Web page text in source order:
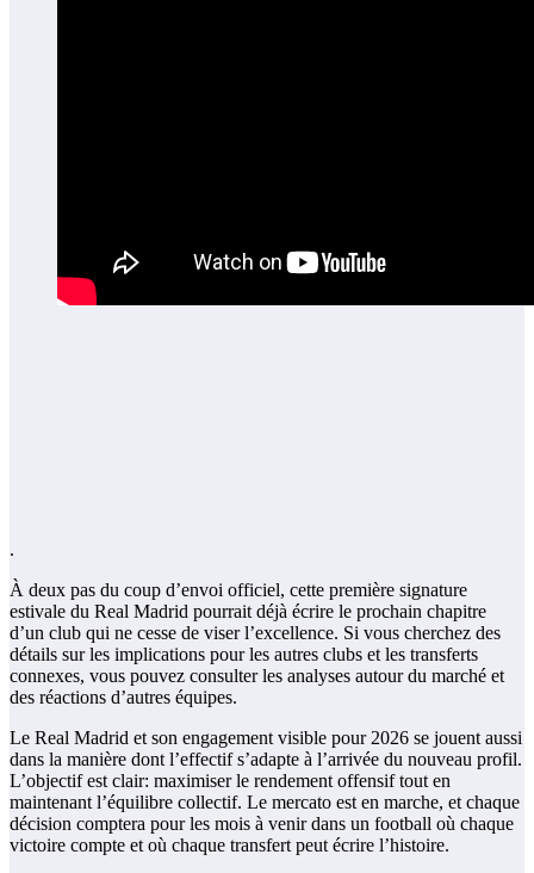
.
À deux pas du coup d’envoi officiel, cette première signature
estivale du Real Madrid pourrait déjà écrire le prochain chapitre
d’un club qui ne cesse de viser l’excellence. Si vous cherchez des
détails sur les implications pour les autres clubs et les transferts
connexes, vous pouvez consulter les analyses autour du marché et
des réactions d’autres équipes.
Le Real Madrid et son engagement visible pour 2026 se jouent aussi
dans la manière dont l’effectif s’adapte à l’arrivée du nouveau profil.
L’objectif est clair: maximiser le rendement offensif tout en
maintenant l’équilibre collectif. Le mercato est en marche, et chaque
décision comptera pour les mois à venir dans un football où chaque
victoire compte et où chaque transfert peut écrire l’histoire.